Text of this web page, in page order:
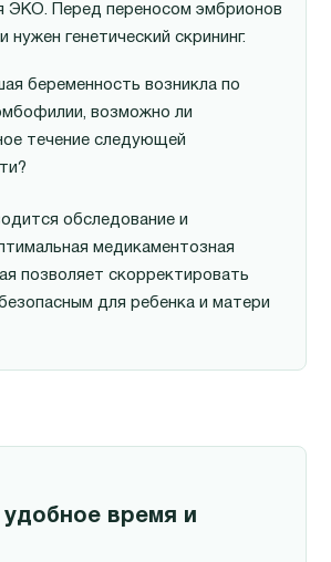
удобное время и
ЭКО. Перед переносом эмбрионов
нужен генетический скрининг.
беременность возникла по
возможно ли
течение следующей
обследование и
медикаментозная
позволяет скорректировать
для ребенка и матери